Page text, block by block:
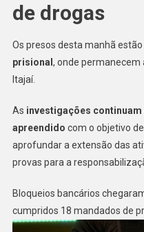
de drogas
Os presos desta manhã
prisional , onde permanecem
Itajaí.
As investigações continuam
apreendido com o objetivo
aprofundar a extensão das
provas para a
Bloqueios bancários
cumpridos 18 mandados de